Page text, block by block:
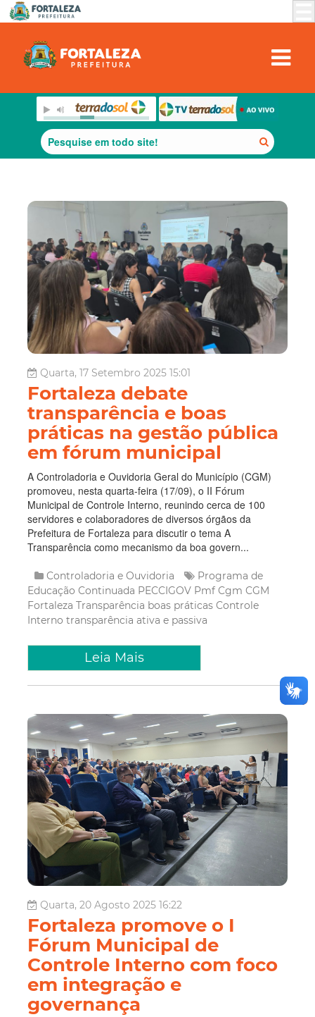
Quarta, 17 Setembro 2025 15:01
Fortaleza debate
transparência e boas
práticas na gestão pública
em fórum municipal
A Controladoria e Ouvidoria Geral do Município (CGM)
promoveu, nesta quarta-feira (17/09), o II Fórum
Municipal de Controle Interno, reunindo cerca de 100
servidores e colaboradores de diversos órgãos da
Prefeitura de Fortaleza para discutir o tema A
Transparência como mecanismo da boa govern...
Controladoria e Ouvidoria
Programa de
Educação Continuada PECCIGOV Pmf Cgm CGM
Fortaleza Transparência boas práticas Controle
Interno transparência ativa e passiva
Leia Mais
Quarta, 20 Agosto 2025 16:22
Fortaleza promove o I
Fórum Municipal de
Controle Interno com foco
em integração e
governança